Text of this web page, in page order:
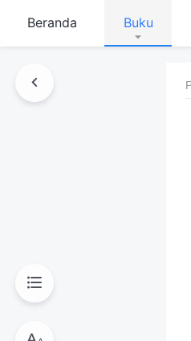
Beranda Buku